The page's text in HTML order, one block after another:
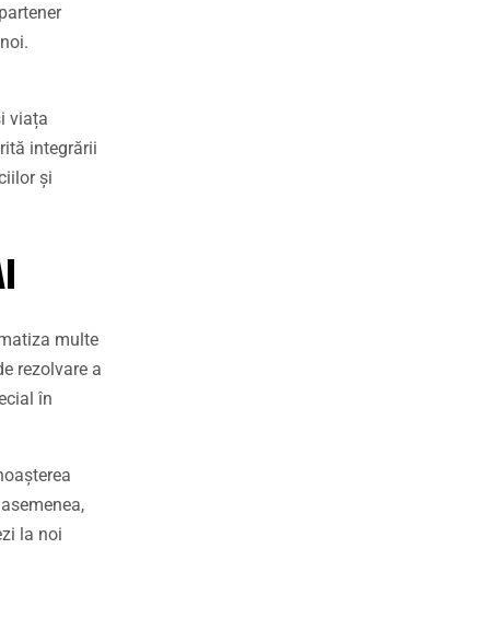
viața
integrării
și
multe
rezolvare a
în
la noi